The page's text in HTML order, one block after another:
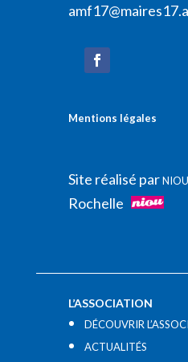
Mentions légales
Site réalisé parNIOU
Rochelle
L’ASSOCIATION
DÉCOUVRIR
ACTUALITÉS